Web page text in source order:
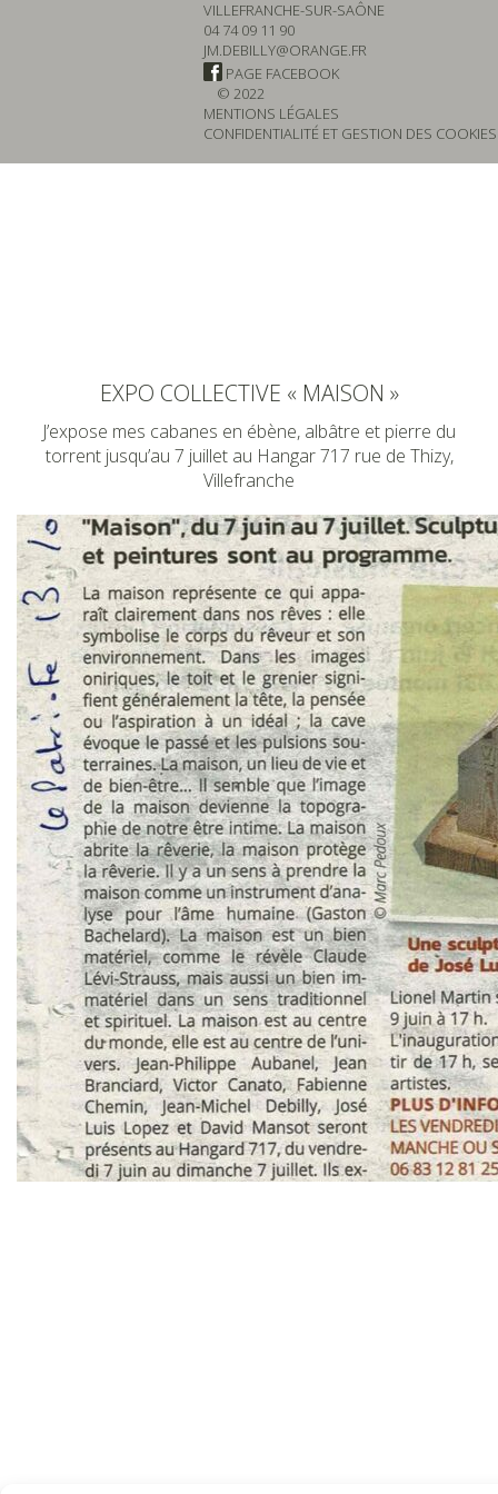
VILLEFRANCHE-SUR-SAÔNE
04 74 09 11 90
JM.DEBILLY@ORANGE.FR
PAGE FACEBOOK
© 2022
MENTIONS LÉGALES
CONFIDENTIALITÉ ET GESTION DES COOKIES
EXPO COLLECTIVE « MAISON »
J’expose mes cabanes en ébène, albâtre et pierre du
torrent jusqu’au 7 juillet au Hangar 717 rue de Thizy,
Villefranche